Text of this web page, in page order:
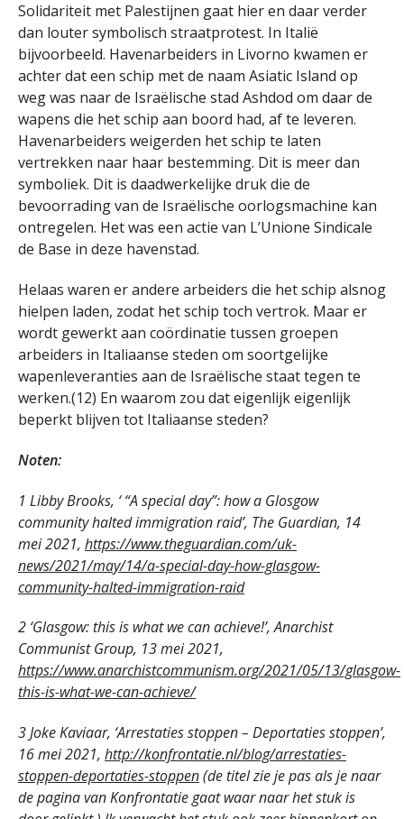
Solidariteit met Palestijnen gaat hier en daar verder
dan louter symbolisch straatprotest. In Italië
bijvoorbeeld. Havenarbeiders in Livorno kwamen er
achter dat een schip met de naam Asiatic Island op
weg was naar de Israëlische stad Ashdod om daar de
wapens die het schip aan boord had, af te leveren.
Havenarbeiders weigerden het schip te laten
vertrekken naar haar bestemming. Dit is meer dan
symboliek. Dit is daadwerkelijke druk die de
bevoorrading van de Israëlische oorlogsmachine kan
ontregelen. Het was een actie van L’Unione Sindicale
de Base in deze havenstad.
Helaas waren er andere arbeiders die het schip alsnog
hielpen laden, zodat het schip toch vertrok. Maar er
wordt gewerkt aan coördinatie tussen groepen
arbeiders in Italiaanse steden om soortgelijke
wapenleveranties aan de Israëlische staat tegen te
werken.(12) En waarom zou dat eigenlijk eigenlijk
beperkt blijven tot Italiaanse steden?
Noten:
1 Libby Brooks, ‘ “A special day”: how a Glosgow
community halted immigration raid’, The Guardian, 14
mei 2021, https://www.theguardian.com/uk-
news/2021/may/14/a-special-day-how-glasgow-
community-halted-immigration-raid
2 ‘Glasgow: this is what we can achieve!’, Anarchist
Communist Group, 13 mei 2021,
https://www.anarchistcommunism.org/2021/05/13/glasgow-
this-is-what-we-can-achieve/
3 Joke Kaviaar, ‘Arrestaties stoppen – Deportaties stoppen’,
16 mei 2021, http://konfrontatie.nl/blog/arrestaties-
stoppen-deportaties-stoppen(de titel zie je pas als je naar
de pagina van Konfrontatie gaat waar naar het stuk is